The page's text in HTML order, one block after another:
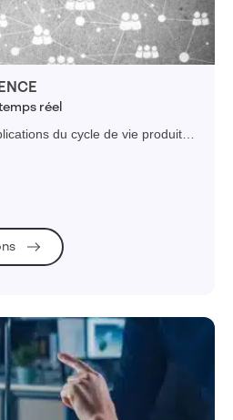
réel
du cycle de vie produit